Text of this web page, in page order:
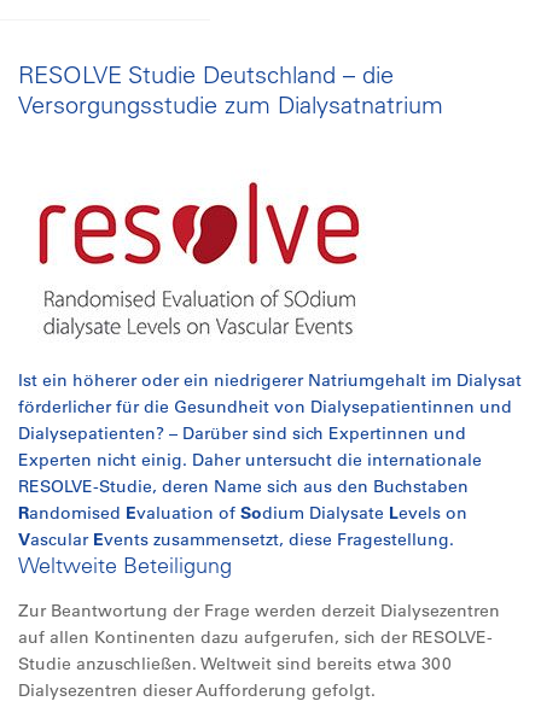
RESOLVE Studie Deutschland – die
Versorgungsstudie zum Dialysatnatrium
Ist ein höherer oder ein niedrigerer Natriumgehalt im Dialysat
förderlicher für die Gesundheit von Dialysepatientinnen und
Dialysepatienten? – Darüber sind sich Expertinnen und
Experten nicht einig. Daher untersucht die internationale
RESOLVE-Studie, deren Name sich aus den Buchstaben
Randomised Evaluation of Sodium Dialysate Levels on
Vascular Events zusammensetzt, diese Fragestellung.
Weltweite Beteiligung
Zur Beantwortung der Frage werden derzeit Dialysezentren
auf allen Kontinenten dazu aufgerufen, sich der RESOLVE-
Studie anzuschließen. Weltweit sind bereits etwa 300
Dialysezentren dieser Aufforderung gefolgt.